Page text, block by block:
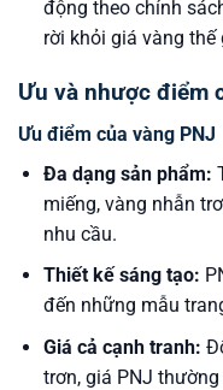
động theo chính
rời khỏi giá vàng thế
Ưu và nhược điểm
Ưu điểm của vàng PNJ
Đa dạng sản phẩm:
miếng, vàng nhẫn
nhu cầu.
Thiết kế sáng tạo:
đến những mẫu
Giá cả cạnh tranh:
trơn, giá PNJ